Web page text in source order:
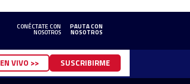
CONÉCTATE CON
NOSOTROS
PAUTA CON
NOSOTROS
EN VIVO >> SUSCRIBIRME